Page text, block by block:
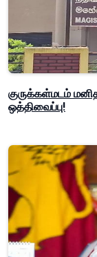
குருக்கள்மடம்
ஒத்திவைப்பு!